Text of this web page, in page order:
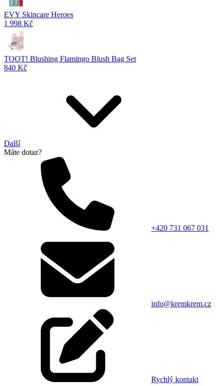
EVY Skincare Heroes
1 998 Kč
TOOT! Blushing Flamingo Blush Bag Set
840 Kč
Další
Máte dotaz?
+420 731 067 031
info@kremkrem.cz
Rychlý kontakt